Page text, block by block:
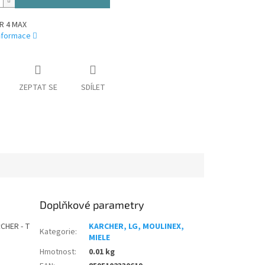
4 MAX
ZEPTAT SE SDÍLET
- T
Doplňkové parametry
Kategorie:
KARCHER, LG, MOULINEX,
MIELE
Hmotnost:
0.01 kg